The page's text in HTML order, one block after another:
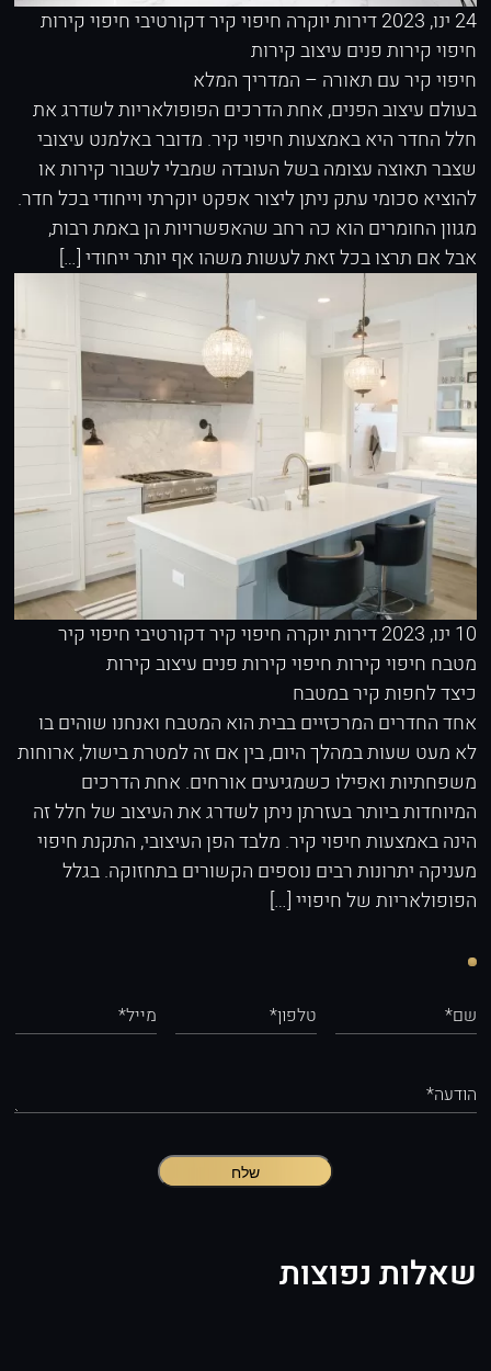
24 ינו, 2023 דירות יוקרה חיפוי קיר דקורטיביחיפוי קירות
חיפוי קירות פנים עיצוב קירות
חיפוי קיר עם תאורה – המדריך המלא
בעולם עיצוב הפנים, אחת הדרכים הפופולאריות לשדרג את
חלל החדר היא באמצעות חיפוי קיר. מדובר באלמנט עיצובי
שצבר תאוצה עצומה בשל העובדה שמבלי לשבור קירות או
להוציא סכומי עתק ניתן ליצור אפקט יוקרתי וייחודי בכל חדר.
מגוון החומרים הוא כה רחב שהאפשרויות הן באמת רבות,
אבל אם תרצו בכל זאת לעשות משהו אף יותר ייחודי […]
10 ינו, 2023 דירות יוקרה חיפוי קיר דקורטיביחיפוי קיר
מטבח חיפוי קירותחיפוי קירות פנים עיצוב קירות
כיצד לחפות קיר במטבח
אחד החדרים המרכזיים בבית הוא המטבח ואנחנו שוהים בו
לא מעט שעות במהלך היום, בין אם זה למטרת בישול, ארוחות
משפחתיות ואפילו כשמגיעים אורחים. אחת הדרכים
המיוחדות ביותר בעזרתן ניתן לשדרג את העיצוב של חלל זה
הינה באמצעות חיפוי קיר. מלבד הפן העיצובי, התקנת חיפוי
מעניקה יתרונות רבים נוספים הקשורים בתחזוקה. בגלל
הפופולאריות של חיפויי […]
שם* טלפון* מייל*
הודעה*
שלח
שאלות נפוצות